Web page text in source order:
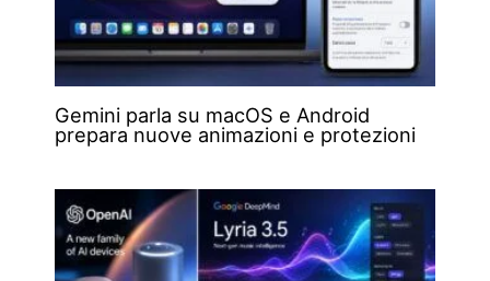
Gemini parla su macOS e Android
prepara nuove animazioni e protezioni